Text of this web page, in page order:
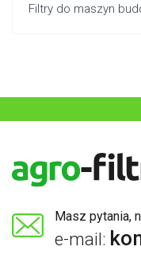
Filtry do maszyn
Masz pytania,
e-mail: